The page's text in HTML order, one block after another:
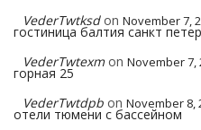
VederTwtksd on November 7,
гостиница балтия санкт
VederTwtexm on November 7,
горная 25
VederTwtdpb on November 8,
отели тюмени с бассейном